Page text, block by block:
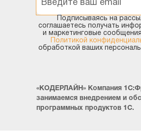
Подписываясь на
соглашаетесь получать
и маркетинговые
Политикой
обработкой ваших
«КОДЕРЛАЙН» Компания
занимаемся внедрением и
программных продуктов 1С.